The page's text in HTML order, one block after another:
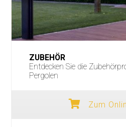
ZUBEHÖR
Entdecken Sie die
Pergolen
Zum